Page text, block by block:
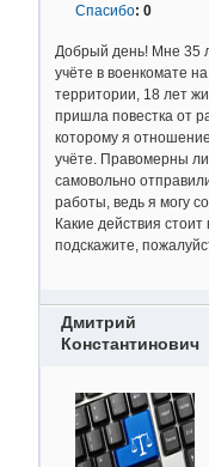
Спасибо: 0
Добрый день! Мне 35
учёте в военкомате
территории, 18 лет
пришла повестка от
которому я
учёте. Правомерны
самовольно
работы, ведь я могу
Какие действия
подскажите,
Дмитрий
Константинович